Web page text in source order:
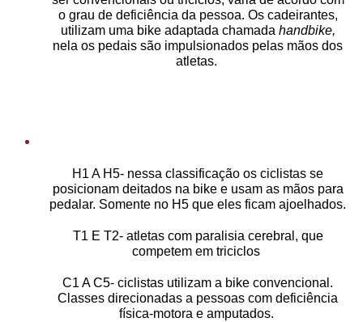
o grau de deficiência da pessoa. Os cadeirantes,
utilizam uma bike adaptada chamada handbike,
nela os pedais são impulsionados pelas mãos dos
atletas.
H1 A H5- nessa classificação os ciclistas se
posicionam deitados na bike e usam as mãos para
pedalar. Somente no H5 que eles ficam ajoelhados.
T1 E T2- atletas com paralisia cerebral, que
competem em triciclos
C1 A C5- ciclistas utilizam a bike convencional.
Classes direcionadas a pessoas com deficiência
física-motora e amputados.